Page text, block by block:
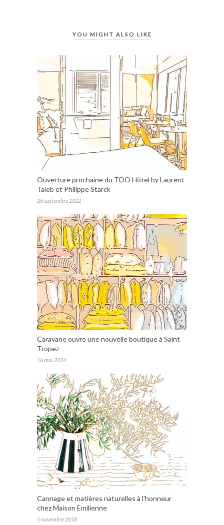
YOU MIGHT ALSO LIKE
Ouverture prochaine du TOO Hôtel by Laurent
Taieb et Philippe Starck
26 septembre 2022
Caravane ouvre une nouvelle boutique à Saint
Tropez
16 mai 2024
Cannage et matières naturelles à l’honneur
chez Maison Emilienne
1 novembre 2018